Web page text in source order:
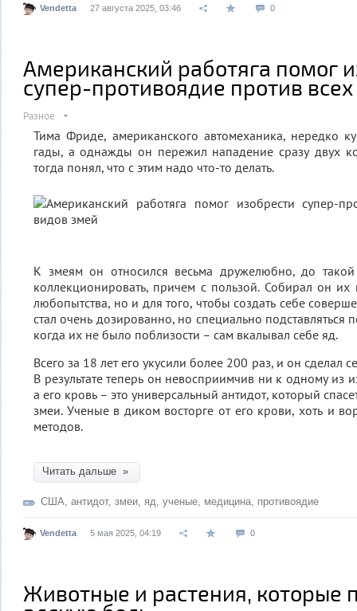
Vendetta 27 августа 2025, 03:46 0
Американский работяга помог
супер-противоядие против
Разное
Тима Фриде, американского автомеханика, нередко
гады, а однажды он пережил нападение сразу двух
тогда понял, что с этим надо что-то делать.
К змеям он относился весьма дружелюбно, до
коллекционировать, причем с пользой. Собирал он их
любопытства, но и для того, чтобы создать себе
стал очень дозированно, но специально подставляться
когда их не было поблизости – сам вкалывал себе яд.
Всего за 18 лет его укусили более 200 раз, и он сделал
В результате теперь он невосприимчив ни к одному из
а его кровь – это универсальный антидот, который
змеи. Ученые в диком восторге от его крови, хоть и
методов.
Читать дальше »
США, антидот, змеи, яд, ученые, медицина, противоядие
Vendetta 5 мая 2025, 04:19 0
Животные и растения, которые